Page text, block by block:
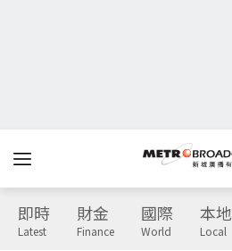
即時
Latest
財金
Finance
國際
World
本地
Local